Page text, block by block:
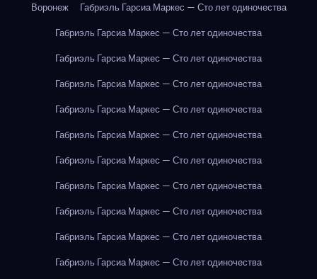
Воронеж
Габриэль Гарсиа Маркес — Сто лет одиночества
Габриэль Гарсиа Маркес — Сто лет одиночества
Габриэль Гарсиа Маркес — Сто лет одиночества
Габриэль Гарсиа Маркес — Сто лет одиночества
Габриэль Гарсиа Маркес — Сто лет одиночества
Габриэль Гарсиа Маркес — Сто лет одиночества
Габриэль Гарсиа Маркес — Сто лет одиночества
Габриэль Гарсиа Маркес — Сто лет одиночества
Габриэль Гарсиа Маркес — Сто лет одиночества
Габриэль Гарсиа Маркес — Сто лет одиночества
Габриэль Гарсиа Маркес — Сто лет одиночества